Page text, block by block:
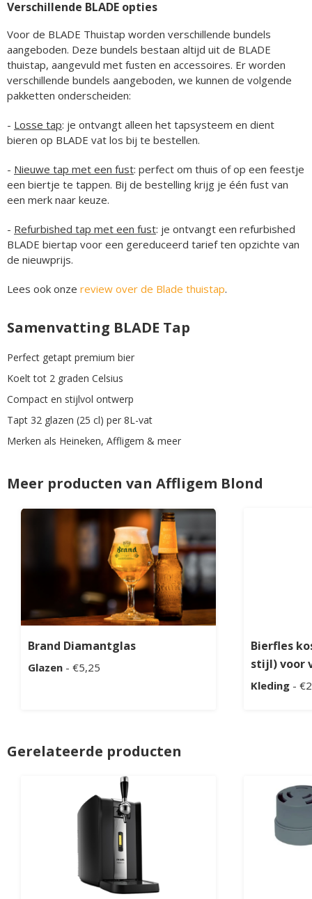
Verschillende BLADE opties
Voor de BLADE Thuistap worden verschillende bundels
aangeboden. Deze bundels bestaan altijd uit de BLADE
thuistap, aangevuld met fusten en accessoires. Er worden
verschillende bundels aangeboden, we kunnen de volgende
pakketten onderscheiden:
- Losse tap: je ontvangt alleen het tapsysteem en dient
bieren op BLADE vat los bij te bestellen.
- Nieuwe tap met een fust: perfect om thuis of op een feestje
een biertje te tappen. Bij de bestelling krijg je één fust van
een merk naar keuze.
- Refurbished tap met een fust: je ontvangt een refurbished
BLADE biertap voor een gereduceerd tarief ten opzichte van
de nieuwprijs.
Lees ook onze review over de Blade thuistap.
Samenvatting BLADE Tap
Perfect getapt premium bier
Koelt tot 2 graden Celsius
Compact en stijlvol ontwerp
Tapt 32 glazen (25 cl) per 8L-vat
Merken als Heineken, Affligem & meer
Meer producten van Affligem Blond
Brand Diamantglas
Glazen - €5,25
Bierfles
stijl) voor
Kleding -
Gerelateerde producten